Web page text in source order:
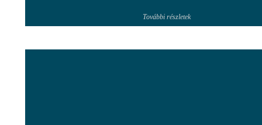
További részletek